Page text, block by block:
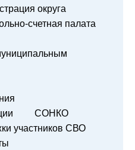
округа
счетная палата
СОНКО
участников СВО